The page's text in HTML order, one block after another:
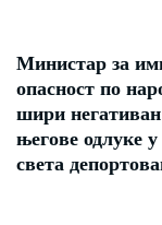
Министар за
опасност по
шири
његове одлуке
света